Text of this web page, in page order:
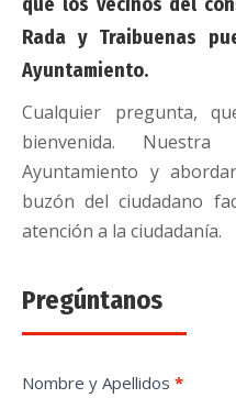
Rada y Traibuenas
Ayuntamiento.
Cualquier pregunta,
bienvenida.
Ayuntamiento y
buzón del ciudadano
atención a la ciudadanía.
Pregúntanos
Buzón
Nombre y Apellidos *